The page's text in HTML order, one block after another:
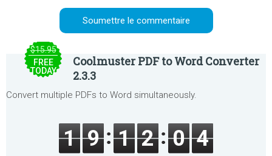
$15.95
FREE
TODAY
Coolmuster PDF to Word Converter
2.3.3
Convert multiple PDFs to Word simultaneously.
1 9 1 2 0 4